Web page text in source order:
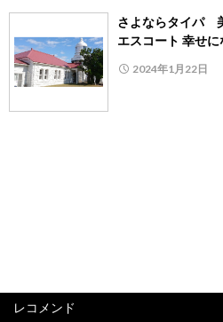
さよならタイパ
エスコート 幸せに
2024年1月22日
レコメンド